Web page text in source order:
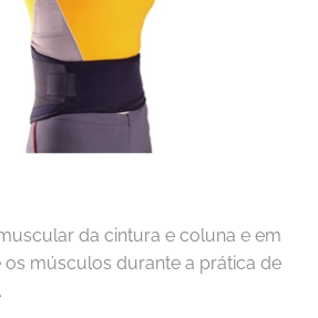
da cintura e coluna e em
os músculos durante a prática de